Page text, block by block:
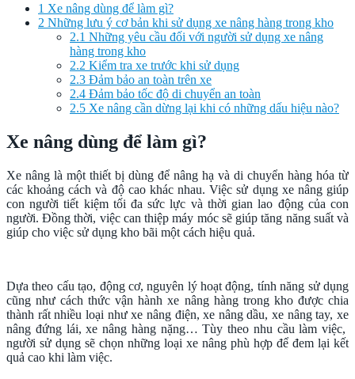
1 Xe nâng dùng để làm gì?
2 Những lưu ý cơ bản khi sử dụng xe nâng hàng trong kho
2.1 Những yêu cầu đối với người sử dụng xe nâng
hàng trong kho
2.2 Kiểm tra xe trước khi sử dụng
2.3 Đảm bảo an toàn trên xe
2.4 Đảm bảo tốc độ di chuyển an toàn
2.5 Xe nâng cần dừng lại khi có những dấu hiệu nào?
Xe nâng dùng để làm gì?
Xe nâng là một thiết bị dùng để nâng hạ và di chuyển hàng hóa từ
các khoảng cách và độ cao khác nhau. Việc sử dụng xe nâng giúp
con người tiết kiệm tối đa sức lực và thời gian lao động của con
người. Đồng thời, việc can thiệp máy móc sẽ giúp tăng năng suất và
giúp cho việc sử dụng kho bãi một cách hiệu quả.
Dựa theo cấu tạo, động cơ, nguyên lý hoạt động, tính năng sử dụng
cũng như cách thức vận hành xe nâng hàng trong kho được chia
thành rất nhiều loại như xe nâng điện, xe nâng dầu, xe nâng tay, xe
nâng đứng lái, xe nâng hàng nặng… Tùy theo nhu cầu làm việc,
người sử dụng sẽ chọn những loại xe nâng phù hợp để đem lại kết
quả cao khi làm việc.